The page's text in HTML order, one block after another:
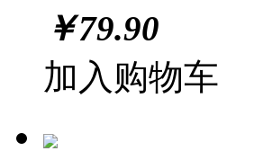
￥79.90
加入购物车